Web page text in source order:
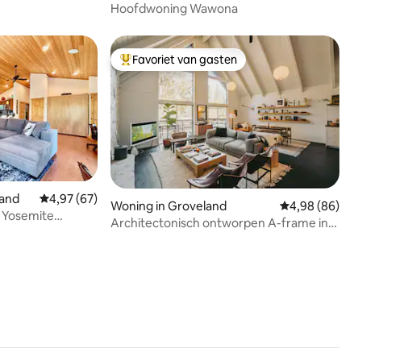
Hoofdwoning Wawona
38 recensies
Gemiddelde beoordeling van 4,97 uit 5, 67 recensies
4,97 (67)
Topfavoriet van gasten
Favoriet van gasten
Woning in Groveland Gemiddelde
4,98 (86)
Architectonisch ontworpen A-frame in